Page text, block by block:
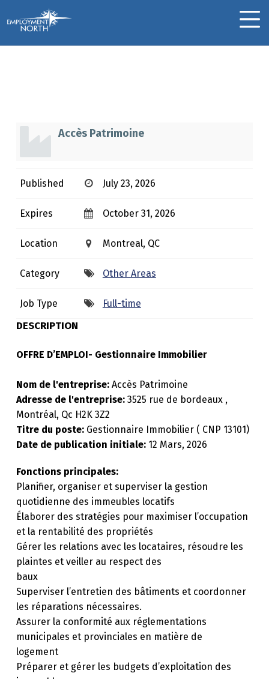
Employment North MOBILE MENU
G
T
N
N
I
R
I
M
M
O
B
L
I
E
R
Accès Patrimoine
Published July 23, 2026
Expires October 31, 2026
Location Montreal, QC
Category Other Areas
Job Type Full-time
DESCRIPTION
OFFRE D’EMPLOI- Gestionnaire Immobilier
Nom de l'entreprise:Accès Patrimoine
Adresse de l'entreprise:3525 rue de bordeaux ,
Montréal, Qc H2K 3Z2
Titre du poste:Gestionnaire Immobilier ( CNP 13101)
Date de publication initiale:12 Mars, 2026
Fonctions principales:
Planifier, organiser et superviser la gestion
quotidienne des immeubles locatifs
Élaborer des stratégies pour maximiser l’occupation
et la rentabilité des propriétés
Gérer les relations avec les locataires, résoudre les
plaintes et veiller au respect des
baux
Superviser l’entretien des bâtiments et coordonner
les réparations nécessaires.
Assurer la conformité aux réglementations
municipales et provinciales en matière de
logement
Préparer et gérer les budgets d’exploitation des